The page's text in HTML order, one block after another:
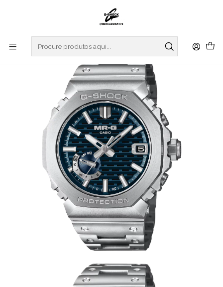
G-SHOCK
Hanada-Iro Limited Edition MRG-B2100D-2ADR